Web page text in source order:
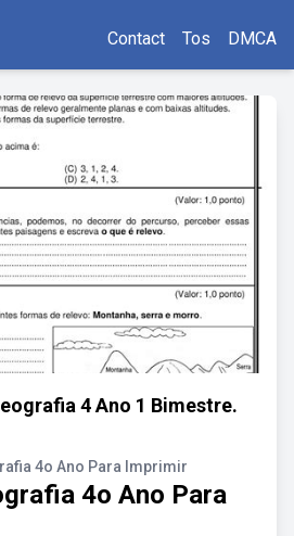
Contact Tos DMCA
4 Ano 1 Bimestre.
4o Ano Para Imprimir
4o Ano Para